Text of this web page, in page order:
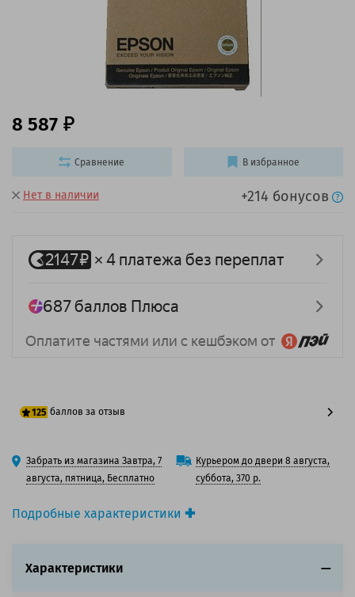
Подробные характеристики
Вид товара:Картридж струйный
Нет в наличии +214 бонусов
8 587
125 баллов за отзыв
100 баллов
125 баллов
Забрать из магазина Завтра, 7
августа, пятница, Бесплатно
Курьером до двери 8 августа,
суббота, 370 р.
Сравнение В избранное
Характеристики